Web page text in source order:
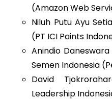
(Amazon Web
Niluh Putu Ayu
(PT ICI Paints
Anindio
Semen Indonesia
David
Leadership